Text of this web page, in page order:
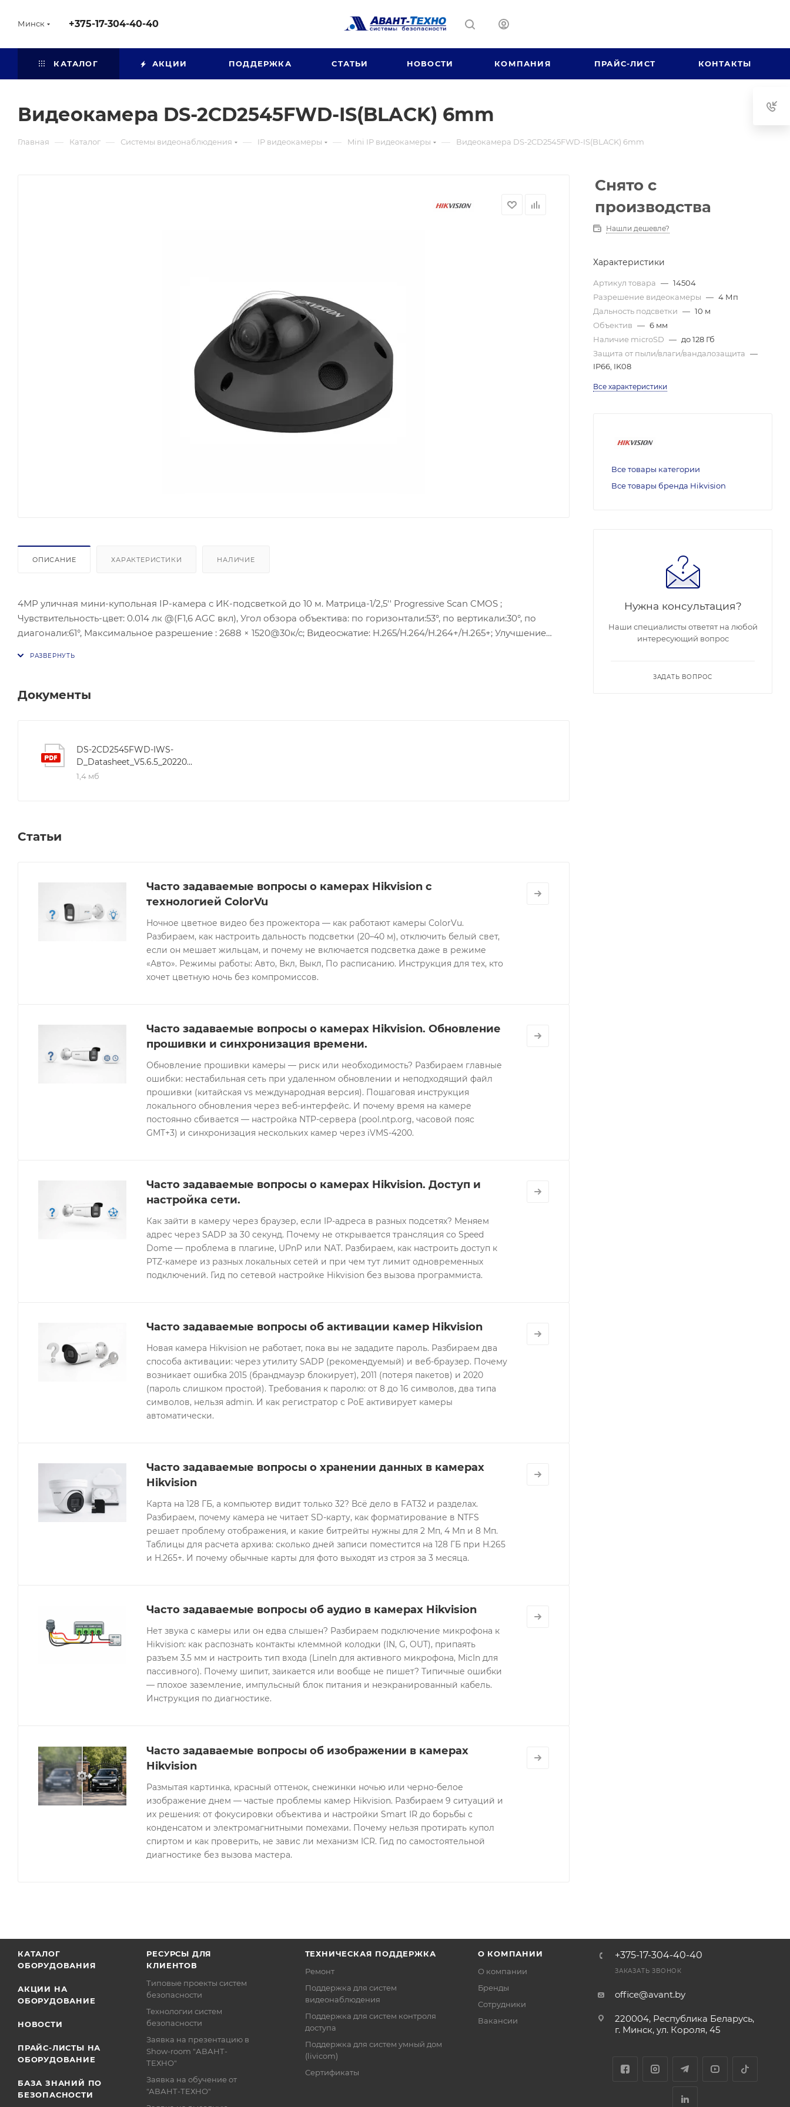
Минск +375-17-304-40-40
КАТАЛОГ АКЦИИ ПОДДЕРЖКА СТАТЬИ НОВОСТИ КОМПАНИЯ ПРАЙС-ЛИСТ КОНТАКТЫ
Видеокамера DS-2CD2545FWD-IS(BLACK) 6mm
Главная — Каталог — Системы видеонаблюдения — IP видеокамеры — Mini IP видеокамеры — Видеокамера DS-2CD2545FWD-IS(BLACK) 6mm
ОПИСАНИЕ ХАРАКТЕРИСТИКИ НАЛИЧИЕ
4МР уличная мини-купольная IP-камера с ИК-подсветкой до 10 м. Матрица-1/2,5'' Progressive Scan CMOS ;
Чувствительность-цвет: 0.014 лк @(F1,6 AGC вкл), Угол обзора объектива: по горизонтали:53°, по вертикали:30°, по
диагонали:61°, Максимальное разрешение : 2688 × 1520@30к/с; Видеосжатие: H.265/H.264/H.264+/H.265+; Улучшение
Документы
DS-2CD2545FWD-IWS-
D_Datasheet_V5.6.5_20220609
1,4 мб
Статьи
Часто задаваемые вопросы о камерах Hikvision с
технологией ColorVu
Ночное цветное видео без прожектора — как работают камеры ColorVu.
Разбираем, как настроить дальность подсветки (20–40 м), отключить белый свет,
если он мешает жильцам, и почему не включается подсветка даже в режиме
«Авто». Режимы работы: Авто, Вкл, Выкл, По расписанию. Инструкция для тех, кто
хочет цветную ночь без компромиссов.
Часто задаваемые вопросы о камерах Hikvision. Обновление
прошивки и синхронизация времени.
Обновление прошивки камеры — риск или необходимость? Разбираем главные
ошибки: нестабильная сеть при удаленном обновлении и неподходящий файл
прошивки (китайская vs международная версия). Пошаговая инструкция
локального обновления через веб-интерфейс. И почему время на камере
постоянно сбивается — настройка NTP-сервера (pool.ntp.org, часовой пояс
GMT+3) и синхронизация нескольких камер через iVMS-4200.
Часто задаваемые вопросы о камерах Hikvision. Доступ и
настройка сети.
Как зайти в камеру через браузер, если IP-адреса в разных подсетях? Меняем
адрес через SADP за 30 секунд. Почему не открывается трансляция со Speed
Dome — проблема в плагине, UPnP или NAT. Разбираем, как настроить доступ к
PTZ-камере из разных локальных сетей и при чем тут лимит одновременных
подключений. Гид по сетевой настройке Hikvision без вызова программиста.
Часто задаваемые вопросы об активации камер Hikvision
Новая камера Hikvision не работает, пока вы не зададите пароль. Разбираем два
способа активации: через утилиту SADP (рекомендуемый) и веб-браузер. Почему
возникает ошибка 2015 (брандмауэр блокирует), 2011 (потеря пакетов) и 2020
(пароль слишком простой). Требования к паролю: от 8 до 16 символов, два типа
символов, нельзя admin. И как регистратор с PoE активирует камеры
автоматически.
Часто задаваемые вопросы о хранении данных в камерах
Hikvision
Карта на 128 ГБ, а компьютер видит только 32? Всё дело в FAT32 и разделах.
Разбираем, почему камера не читает SD-карту, как форматирование в NTFS
решает проблему отображения, и какие битрейты нужны для 2 Мп, 4 Мп и 8 Мп.
Таблицы для расчета архива: сколько дней записи поместится на 128 ГБ при H.265
и H.265+. И почему обычные карты для фото выходят из строя за 3 месяца.
Часто задаваемые вопросы об аудио в камерах Hikvision
Нет звука с камеры или он едва слышен? Разбираем подключение микрофона к
Hikvision: как распознать контакты клеммной колодки (IN, G, OUT), припаять
разъем 3.5 мм и настроить тип входа (LineIn для активного микрофона, MicIn для
пассивного). Почему шипит, заикается или вообще не пишет? Типичные ошибки
— плохое заземление, импульсный блок питания и неэкранированный кабель.
Инструкция по диагностике.
Часто задаваемые вопросы об изображении в камерах
Hikvision
Размытая картинка, красный оттенок, снежинки ночью или черно-белое
изображение днем — частые проблемы камер Hikvision. Разбираем 9 ситуаций и
их решения: от фокусировки объектива и настройки Smart IR до борьбы с
конденсатом и электромагнитными помехами. Почему нельзя протирать купол
спиртом и как проверить, не завис ли механизм ICR. Гид по самостоятельной
диагностике без вызова мастера.
Снято с
производства
Нашли дешевле?
Характеристики
Артикул товара — 14504
Разрешение видеокамеры — 4 Мп
Дальность подсветки — 10 м
Объектив — 6 мм
Наличие microSD — до 128 Гб
Защита от пыли/влаги/вандалозащита —
IP66, IK08
Все характеристики
Все товары категории
Все товары бренда Hikvision
Нужна консультация?
Наши специалисты ответят на любой
интересующий вопрос
ЗАДАТЬ ВОПРОС
КАТАЛОГ
ОБОРУДОВАНИЯ
АКЦИИ НА
ОБОРУДОВАНИЕ
НОВОСТИ
ПРАЙС-ЛИСТЫ НА
ОБОРУДОВАНИЕ
БАЗА ЗНАНИЙ ПО
БЕЗОПАСНОСТИ
РЕСУРСЫ ДЛЯ
КЛИЕНТОВ
Типовые проекты систем
безопасности
Технологии систем
безопасности
Заявка на презентацию в
Show-room "АВАНТ-
ТЕХНО"
Заявка на обучение от
"АВАНТ-ТЕХНО"
ТЕХНИЧЕСКАЯ ПОДДЕРЖКА
Ремонт
Поддержка для систем
видеонаблюдения
Поддержка для систем контроля
доступа
Поддержка для систем умный дом
(livicom)
Сертификаты
О КОМПАНИИ
О компании
Бренды
Сотрудники
Вакансии
+375-17-304-40-40
ЗАКАЗАТЬ ЗВОНОК
office@avant.by
220004, Республика Беларусь,
г. Минск, ул. Короля, 45